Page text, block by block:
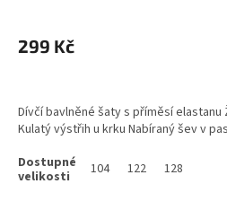
299 Kč
Dívčí bavlněné šaty s příměsí
Kulatý výstřih u krku Nabíraný šev v
104 122 128